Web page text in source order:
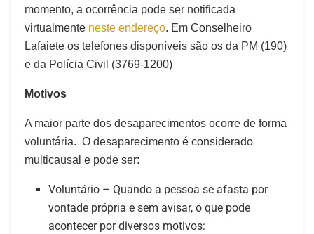
momento, a ocorrência pode ser notificada
virtualmente neste endereço. Em Conselheiro
Lafaiete os telefones disponíveis são os da PM (190)
e da Polícia Civil (3769-1200)
Motivos
A maior parte dos desaparecimentos ocorre de forma
voluntária. O desaparecimento é considerado
multicausal e pode ser:
Voluntário – Quando a pessoa se afasta por
vontade própria e sem avisar, o que pode
acontecer por diversos motivos: